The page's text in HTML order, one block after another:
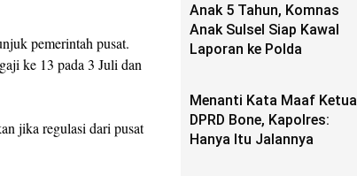
pemerintah pusat.
ke 13 pada 3 Juli dan
jika regulasi dari pusat
Anak 5 Tahun, Komnas
Anak Sulsel Siap Kawal
Laporan ke Polda
Menanti Kata Maaf Ketua
DPRD Bone, Kapolres:
Hanya Itu Jalannya